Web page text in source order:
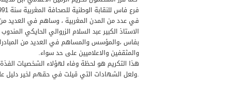
في عدد من المدن المغربية ، وساهم في العديد
الاستاذ الكبير عبد السلام الزروالي الحايكي
بفاس ،والمؤسس والمساهم في العديد من
والمثقفين والاعلاميين على حد سواء.
هذا التكريم هو لحظة وفاء لهؤلاء الشخصيات
.ولعل الشهادات التي قيلت في حقهم لخير دليل